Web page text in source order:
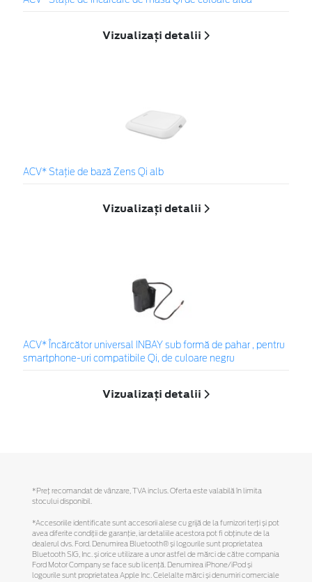
Vizualizați detalii
ACV* Stație de bază Zens Qi alb
Vizualizați detalii
ACV* Încărcător universal INBAY sub formă de pahar , pentru
smartphone-uri compatibile Qi, de culoare negru
Vizualizați detalii
*Preţ recomandat de vânzare, TVA inclus. Oferta este valabilă în limita
stocului disponibil.
*Accesoriile identificate sunt accesorii alese cu grijă de la furnizori terți și pot
avea diferite condiții de garanție, iar detaliile acestora pot fi obținute de la
dealerul dvs. Ford. Denumirea Bluetooth® și logourile sunt proprietatea
Bluetooth SIG, Inc. și orice utilizare a unor astfel de mărci de către compania
Ford Motor Company se face sub licență. Denumirea iPhone/iPod și
logourile sunt proprietatea Apple Inc. Celelalte mărci și denumiri comerciale